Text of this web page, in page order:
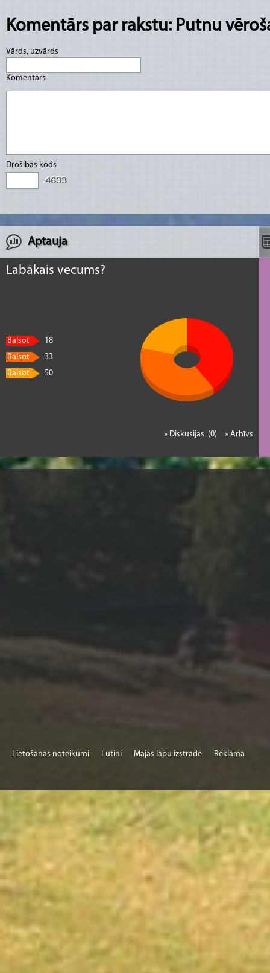
Komentārs par rakstu: Putnu
Vārds, uzvārds
Komentārs
Drošības kods
Aptauja
Labākais vecums?
Balsot
18
Balsot
33
Balsot
50
» Arhīvs
» Diskusijas (0)
Lietošanas noteikumi Lutini Mājas lapu izstrāde Reklāma